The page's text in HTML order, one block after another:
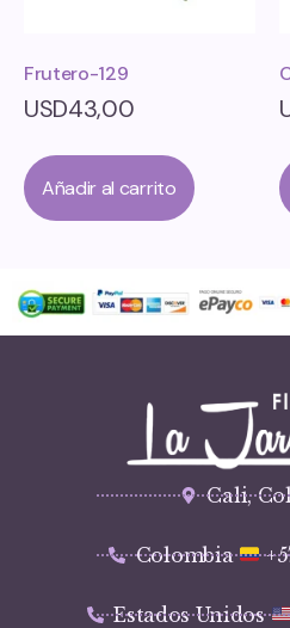
Frutero-129
USD43,00
Añadir al carrito
Cali,
Colombia
Estados Unidos